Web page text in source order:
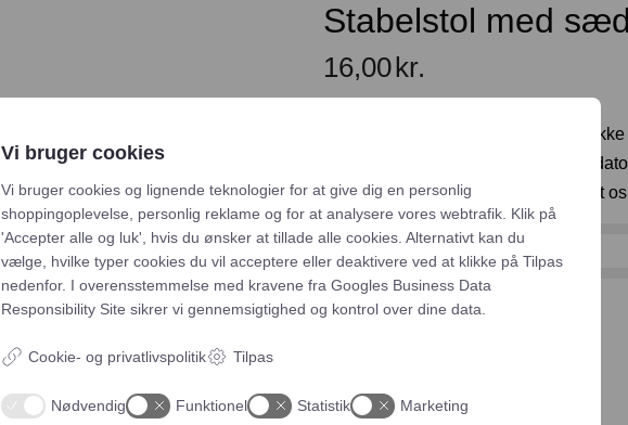
Stabelstol med
16,00kr.
En lejeperiode er 2-5 dage, og kan
eller søndag. Vælg venligst en
samt slutdato for returnering. Kontakt
Stabelstol
polstring,
Yderligere beskrivelse
Vi bruger cookies
Vi bruger cookies og lignende teknologier for at give dig en personlig
shoppingoplevelse, personlig reklame og for at analysere vores webtrafik. Klik på
'Accepter alle og luk', hvis du ønsker at tillade alle cookies. Alternativt kan du
vælge, hvilke typer cookies du vil acceptere eller deaktivere ved at klikke på Tilpas
nedenfor. I overensstemmelse med kravene fra Googles Business Data
Responsibility Site sikrer vi gennemsigtighed og kontrol over dine data.
Cookie- og privatlivspolitik Tilpas
Nødvendig Funktionel Statistik Marketing